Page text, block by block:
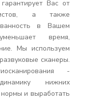
Вас от
а также
в Вашем
время,
Мы используем
сканеры.
-
нижних
и выработать